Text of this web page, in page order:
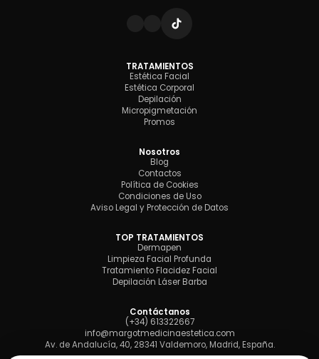
TRATAMIENTOS
Estética Facial
Estética Corporal
Depilación
Micropigmetación
Promos
Nosotros
Blog
Contactos
Política de Cookies
Condiciones de Uso
Aviso Legal y Protección de Datos
TOP TRATAMIENTOS
Dermapen
Limpieza Facial Profunda
Tratamiento Flacidez Facial
Depilación Láser Barba
Contáctanos
(+34) 613322667
info@margotmedicinaestetica.com
Av. de Andalucía, 40, 28341 Valdemoro, Madrid, España.